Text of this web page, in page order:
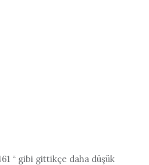
“ gibi gittikçe daha düşük